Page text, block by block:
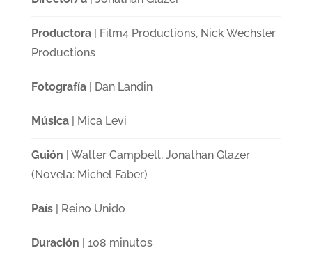
Productora| Film4 Productions, Nick Wechsler
Productions
Fotografía| Dan Landin
Música| Mica Levi
Guión | Walter Campbell, Jonathan Glazer
(Novela: Michel Faber)
País| Reino Unido
Duración | 108 minutos